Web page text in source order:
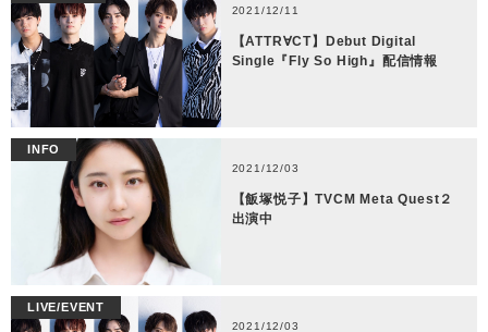
2021/12/11
【ATTR∀CT】Debut Digital
Single『Fly So High』配信情報
INFO
2021/12/03
【飯塚悦子】TVCM Meta Quest２
出演中
LIVE/EVENT
2021/12/03